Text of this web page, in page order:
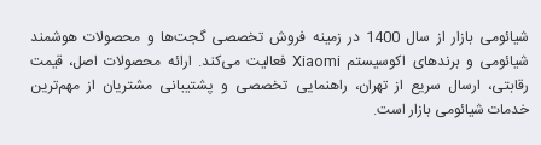
شیائومی بازار از سال 1400 در زمینه فروش تخصصی گجت‌ها و محصولات هوشمند
شیائومی و برندهای اکوسیستم Xiaomi فعالیت می‌کند. ارائه محصولات اصل، قیمت
رقابتی، ارسال سریع از تهران، راهنمایی تخصصی و پشتیبانی مشتریان از مهم‌ترین
خدمات شیائومی بازار است.